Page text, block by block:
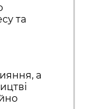
та
а